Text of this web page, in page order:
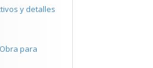
y detalles
para